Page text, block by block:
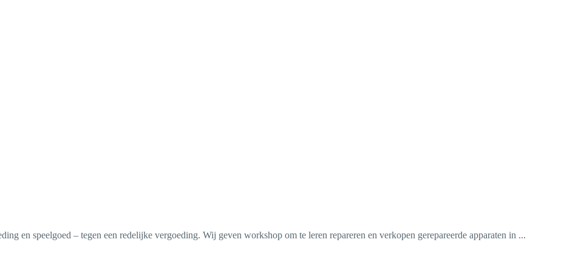
en speelgoed – tegen een redelijke vergoeding. Wij geven workshop om te leren repareren en verkopen gerepareerde apparaten in ...